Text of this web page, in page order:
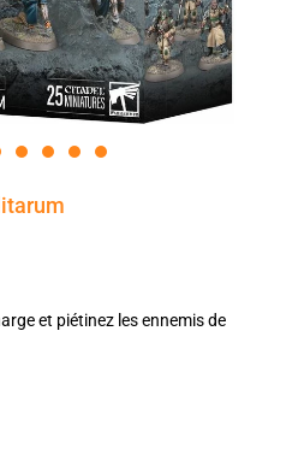
et piétinez les ennemis de